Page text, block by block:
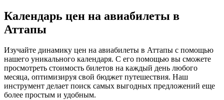
Календарь цен на авиабилеты в
Аттапы
Изучайте динамику цен на авиабилеты в Аттапы с помощью
нашего уникального календаря. С его помощью вы сможете
просмотреть стоимость билетов на каждый день любого
месяца, оптимизируя свой бюджет путешествия. Наш
инструмент делает поиск самых выгодных предложений еще
более простым и удобным.